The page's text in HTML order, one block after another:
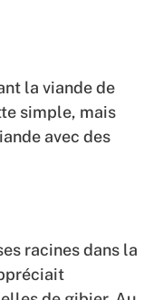
la viande de
simple, mais
avec des
racines dans la